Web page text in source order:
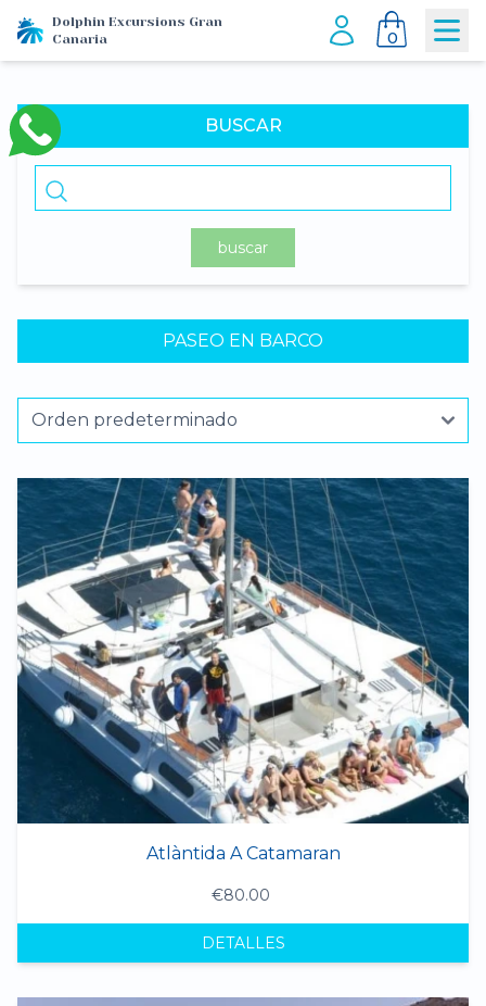
Dolphin Excursions Gran
Canaria
0
BUSCAR
buscar
PASEO EN BARCO
Atlàntida A Catamaran
€80.00
DETALLES